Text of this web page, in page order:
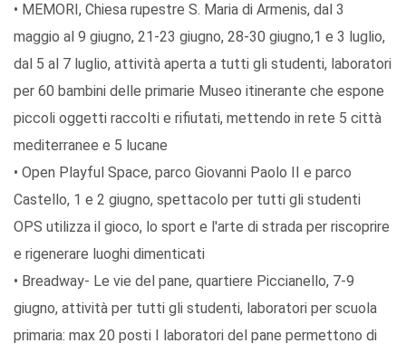
• MEMORI, Chiesa rupestre S. Maria di Armenis, dal 3
maggio al 9 giugno, 21-23 giugno, 28-30 giugno,1 e 3 luglio,
dal 5 al 7 luglio, attività aperta a tutti gli studenti, laboratori
per 60 bambini delle primarie Museo itinerante che espone
piccoli oggetti raccolti e rifiutati, mettendo in rete 5 città
mediterranee e 5 lucane
• Open Playful Space, parco Giovanni Paolo II e parco
Castello, 1 e 2 giugno, spettacolo per tutti gli studenti
OPS utilizza il gioco, lo sport e l'arte di strada per riscoprire
e rigenerare luoghi dimenticati
• Breadway- Le vie del pane, quartiere Piccianello, 7-9
giugno, attività per tutti gli studenti, laboratori per scuola
primaria: max 20 posti I laboratori del pane permettono di